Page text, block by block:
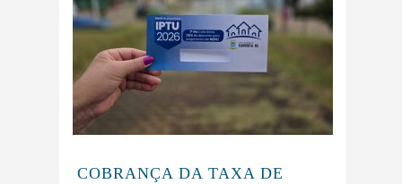
COBRANÇA DA TAXA DE